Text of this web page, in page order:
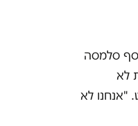
סלמסה
לא
"אנחנו לא